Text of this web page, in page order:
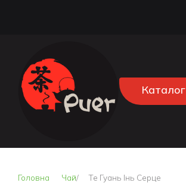
Каталог
Головна Чай Те Гуань Інь Серце